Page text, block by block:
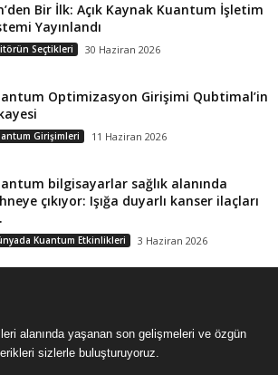
Bir İlk: Açık Kaynak Kuantum İşletim
Yayınlandı
Seçtikleri 30 Haziran 2026
Optimizasyon Girişimi Qubtimal’in
Girişimleri 11 Haziran 2026
bilgisayarlar sağlık alanında
çıkıyor: Işığa duyarlı kanser ilaçları
Kuantum Etkinlikleri 3 Haziran 2026
alanında yaşanan son gelişmeleri ve özgün
sizlerle buluşturuyoruz.